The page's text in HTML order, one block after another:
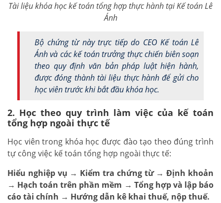
Tài liệu khóa học kế toán tổng hợp thực hành tại Kế toán Lê
Ánh
Bộ chứng từ này trực tiếp do CEO Kế toán Lê
Ánh và các kế toán trưởng thực chiến biên soạn
theo quy định văn bản pháp luật hiện hành,
được đóng thành tài liệu thực hành để gửi cho
học viên trước khi bắt đầu khóa học.
2. Học theo quy trình làm việc của kế toán
tổng hợp ngoài thực tế
Học viên trong khóa học được đào tạo theo đúng trình
tự công việc kế toán tổng hợp ngoài thực tế:
Hiểu nghiệp vụ → Kiểm tra chứng từ → Định khoản
→ Hạch toán trên phần mềm → Tổng hợp và lập báo
cáo tài chính → Hướng dẫn kê khai thuế, nộp thuế.